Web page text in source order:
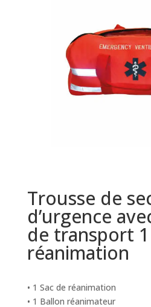
Trousse de
d’urgence
de transport 1
réanimation
• 1 Sac de réanimation
• 1 Ballon réanimateur